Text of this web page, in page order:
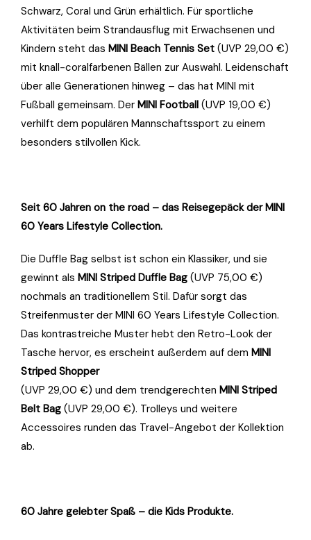
Schwarz, Coral und Grün erhältlich. Für sportliche
Aktivitäten beim Strandausflug mit Erwachsenen und
Kindern steht das MINI Beach Tennis Set (UVP 29,00 €)
mit knall-coralfarbenen Bällen zur Auswahl. Leidenschaft
über alle Generationen hinweg – das hat MINI mit
Fußball gemeinsam. Der MINI Football (UVP 19,00 €)
verhilft dem populären Mannschaftssport zu einem
besonders stilvollen Kick.
Seit 60 Jahren on the road – das Reisegepäck der MINI
60 Years Lifestyle Collection.
Die Duffle Bag selbst ist schon ein Klassiker, und sie
gewinnt als MINI Striped Duffle Bag (UVP 75,00 €)
nochmals an traditionellem Stil. Dafür sorgt das
Streifenmuster der MINI 60 Years Lifestyle Collection.
Das kontrastreiche Muster hebt den Retro-Look der
Tasche hervor, es erscheint außerdem auf dem MINI
Striped Shopper
(UVP 29,00 €) und dem trendgerechten MINI Striped
Belt Bag (UVP 29,00 €). Trolleys und weitere
Accessoires runden das Travel-Angebot der Kollektion
ab.
60 Jahre gelebter Spaß ­– die Kids Produkte.